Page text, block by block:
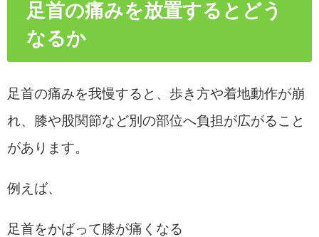
足首の痛みを放置するとどう
なるか
足首の痛みを我慢すると、歩き方や着地動作が崩
れ、膝や股関節など別の部位へ負担が広がること
があります。
例えば、
足首をかばって膝が痛くなる